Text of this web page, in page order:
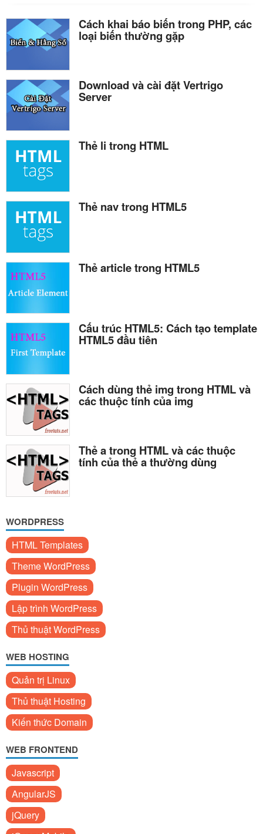
Cách khai báo biến trong PHP, các
loại biến thường gặp
Download và cài đặt Vertrigo
Server
Thẻ li trong HTML
Thẻ nav trong HTML5
Thẻ article trong HTML5
Cấu trúc HTML5: Cách tạo template
HTML5 đầu tiên
Cách dùng thẻ img trong HTML và
các thuộc tính của img
Thẻ a trong HTML và các thuộc
tính của thẻ a thường dùng
WORDPRESS
HTML Templates
Theme WordPress
Plugin WordPress
Lập trình WordPress
Thủ thuật WordPress
WEB HOSTING
Quản trị Linux
Thủ thuật Hosting
Kiến thức Domain
WEB FRONTEND
Javascript
AngularJS
jQuery